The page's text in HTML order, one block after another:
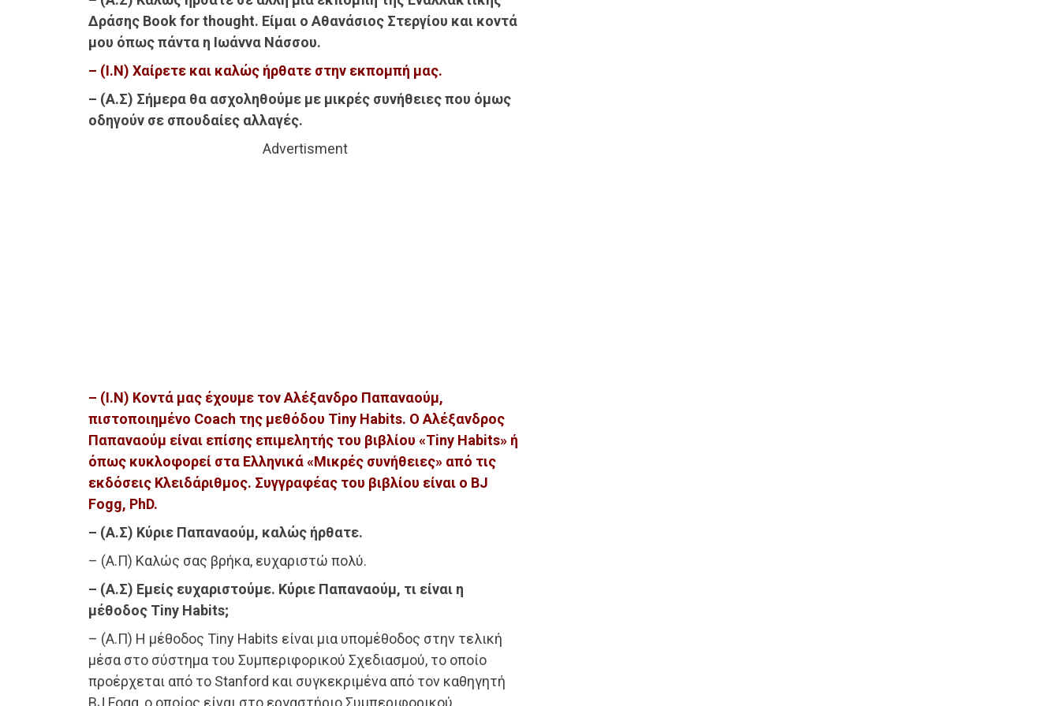
Δράσης Book for thought. Είμαι ο Αθανάσιος Στεργίου και κοντά
μου όπως πάντα η Ιωάννα Νάσσου.
– (Ι.Ν) Χαίρετε και καλώς ήρθατε στην εκπομπή μας.
– (Α.Σ) Σήμερα θα ασχοληθούμε με μικρές συνήθειες που όμως
οδηγούν σε σπουδαίες αλλαγές.
Advertisment
– (Ι.Ν) Κοντά μας έχουμε τον Αλέξανδρο Παπαναούμ,
πιστοποιημένο Coach της μεθόδου Tiny Habits. O Αλέξανδρος
Παπαναούμ είναι επίσης επιμελητής του βιβλίου «Tiny Habits» ή
όπως κυκλοφορεί στα Ελληνικά «Μικρές συνήθειες» από τις
εκδόσεις Κλειδάριθμος. Συγγραφέας του βιβλίου είναι ο BJ
Fogg, PhD.
– (Α.Σ) Κύριε Παπαναούμ, καλώς ήρθατε.
– (Α.Π) Καλώς σας βρήκα, ευχαριστώ πολύ.
– (Α.Σ) Εμείς ευχαριστούμε. Κύριε Παπαναούμ, τι είναι η
μέθοδος Tiny Habits;
– (Α.Π) Η μέθοδος Tiny Habits είναι μια υπομέθοδος στην τελική
μέσα στο σύστημα του Συμπεριφορικού Σχεδιασμού, το οποίο
προέρχεται από το Stanford και συγκεκριμένα από τον καθηγητή
BJ Fogg, ο οποίος είναι στο εργαστήριο Συμπεριφορικού